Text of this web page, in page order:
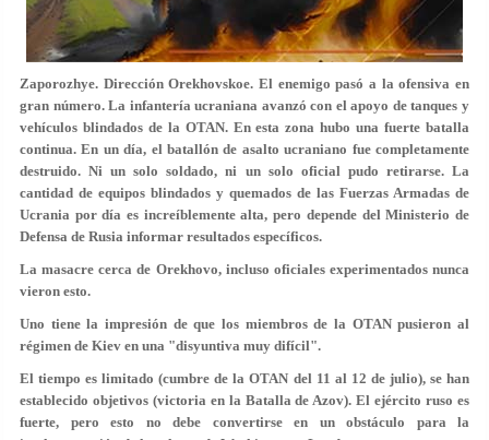
Zaporozhye. Dirección Orekhovskoe. El enemigo pasó a la ofensiva en
gran número. La infantería ucraniana avanzó con el apoyo de tanques y
vehículos blindados de la OTAN. En esta zona hubo una fuerte batalla
continua. En un día, el batallón de asalto ucraniano fue completamente
destruido. Ni un solo soldado, ni un solo oficial pudo retirarse. La
cantidad de equipos blindados y quemados de las Fuerzas Armadas de
Ucrania por día es increíblemente alta, pero depende del Ministerio de
Defensa de Rusia informar resultados específicos.
La masacre cerca de Orekhovo, incluso oficiales experimentados nunca
vieron esto.
Uno tiene la impresión de que los miembros de la OTAN pusieron al
régimen de Kiev en una "disyuntiva muy difícil".
El tiempo es limitado (cumbre de la OTAN del 11 al 12 de julio), se han
establecido objetivos (victoria en la Batalla de Azov). El ejército ruso es
fuerte, pero esto no debe convertirse en un obstáculo para la